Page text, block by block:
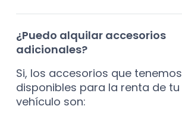
¿Puedo alquilar accesorios
adicionales?
Si, los accesorios que tenemos
disponibles para la renta de tu
vehículo son: